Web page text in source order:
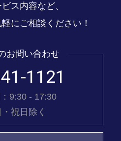
ス内容など、
にご相談ください！
お問い合わせ
1121
9:30 - 17:30
祝日除く